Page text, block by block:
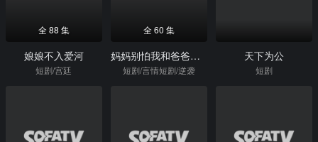
全 88 集
娘娘不入爱河
短剧/宫廷
全 60 集
妈妈别怕我和爸爸救你回家
短剧/言情短剧/逆袭
天下为公
短剧